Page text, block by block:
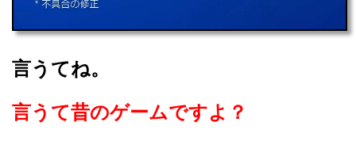
言うてね。
言うて昔のゲームですよ？